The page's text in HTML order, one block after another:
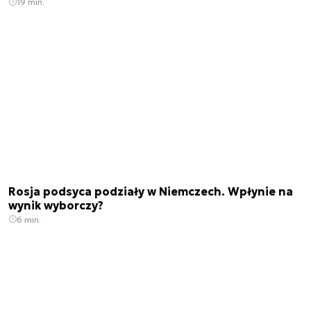
Rosja podsyca podziały w Niemczech. Wpłynie na
wynik wyborczy?
6 min.